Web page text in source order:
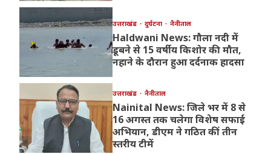
उत्तराखंड दुर्घटना नैनीताल
Haldwani News: गौला नदी में
डूबने से 15 वर्षीय किशोर की मौत,
नहाने के दौरान हुआ दर्दनाक हादसा
उत्तराखंड नैनीताल
Nainital News: जिले भर में 8 से
16 अगस्त तक चलेगा विशेष सफाई
अभियान, डीएम ने गठित कीं तीन
स्तरीय टीमें